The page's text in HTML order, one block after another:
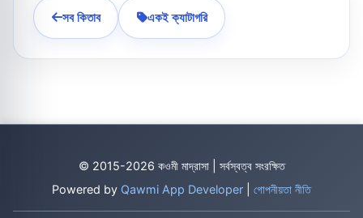
সব কিতাব একই ক্যাটাগরি
© 2015-2026 কওমী মাদ্রাসা | সর্বস্বত্ব সংরক্ষিত
Powered by Qawmi App Developer গোপনীয়তা নীতি